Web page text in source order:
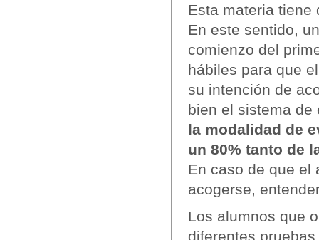
Esta materia tiene
En este sentido,
comienzo del
hábiles para que
su intención de
bien el sistema
la modalidad de
un 80% tanto de
En caso de que el
acogerse,
Los alumnos que
diferentes